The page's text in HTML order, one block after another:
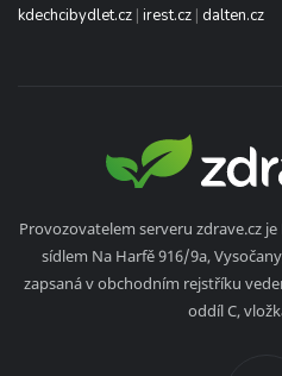
kdechcibydlet.cz | irest.cz | dalten.cz
Provozovatelem serveru zdrave.cz
sídlem Na Harfě 916/9a,
zapsaná v obchodním rejstříku
oddíl C,